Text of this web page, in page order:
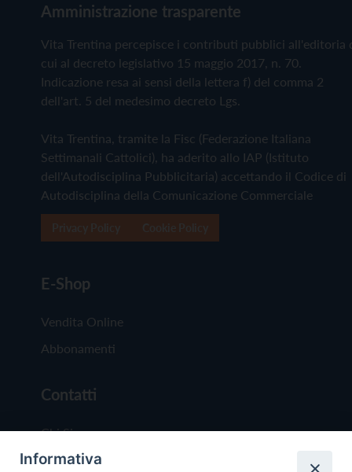
Amministrazione trasparente
Vita Trentina percepisce i contributi pubblici all'editoria
cui al decreto legislativo 15 maggio 2017, n. 70.
Indicazione resa ai sensi della lettera f) del comma 2
dell'art. 5 del medesimo decreto Lgs.
Vita Trentina, tramite la Fisc (Federazione Italiana
Settimanali Cattolici), ha aderito allo IAP (Istituto
dell'Autodisciplina Pubblicitaria) accettando il Codice di
Autodisciplina della Comunicazione Commerciale
E-Shop
Vendita Online
Abbonamenti
Contatti
Chi Siamo
Redazione
Informativa